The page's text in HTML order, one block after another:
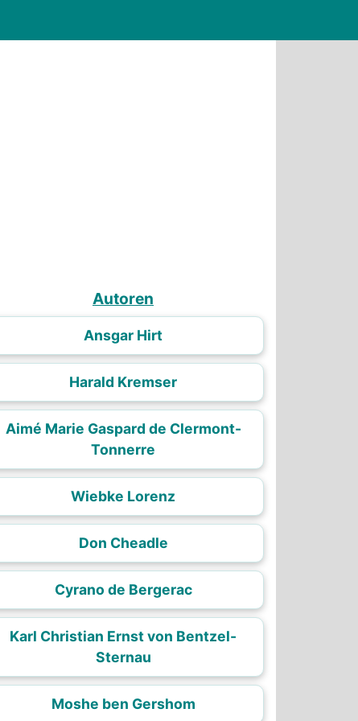
Autoren
Ansgar Hirt
Harald Kremser
Aimé Marie Gaspard de Clermont-
Tonnerre
Wiebke Lorenz
Don Cheadle
Cyrano de Bergerac
Karl Christian Ernst von Bentzel-
Sternau
Moshe ben Gershom